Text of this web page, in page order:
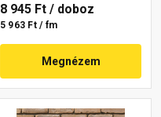
8 945 Ft / doboz
5 963 Ft / fm
Megnézem